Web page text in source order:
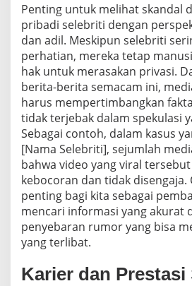
Penting untuk melihat skandal
pribadi selebriti dengan
dan adil. Meskipun selebriti
perhatian, mereka tetap
hak untuk merasakan privasi.
berita-berita semacam ini,
harus mempertimbangkan
tidak terjebak dalam spekulasi
Sebagai contoh, dalam kasus
[Nama Selebriti], sejumlah
bahwa video yang viral
kebocoran dan tidak disengaja.
penting bagi kita sebagai
mencari informasi yang akurat
penyebaran rumor yang bisa
yang terlibat.
Karier dan Prestasi